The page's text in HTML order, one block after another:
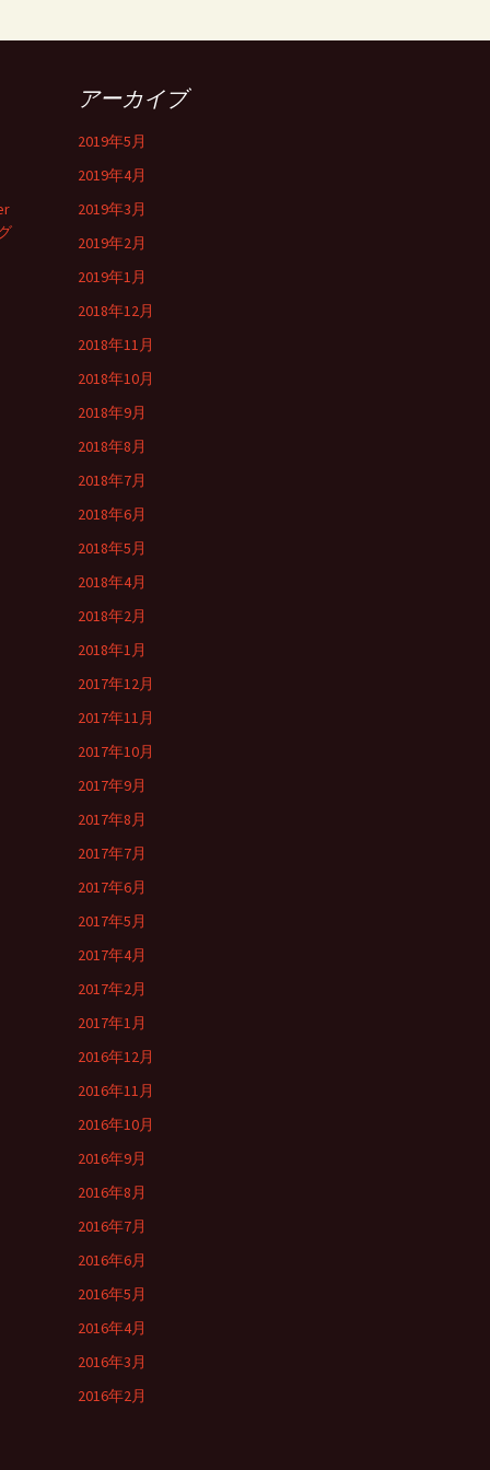
アーカイブ
2019年5月
2019年4月
2019年3月
2019年2月
2019年1月
2018年12月
2018年11月
2018年10月
2018年9月
2018年8月
2018年7月
2018年6月
2018年5月
2018年4月
2018年2月
2018年1月
2017年12月
2017年11月
2017年10月
2017年9月
2017年8月
2017年7月
2017年6月
2017年5月
2017年4月
2017年2月
2017年1月
2016年12月
2016年11月
2016年10月
2016年9月
2016年8月
2016年7月
2016年6月
2016年5月
2016年4月
2016年3月
2016年2月